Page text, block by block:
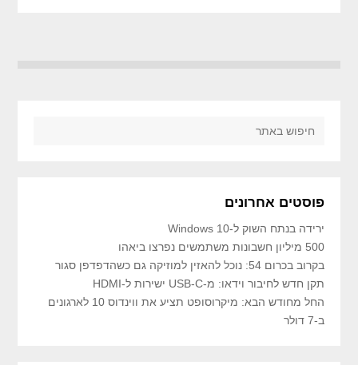
פוסטים אחרונים
ירידה בנתח השוק ל-Windows 10
500 מיליון חשבונות משתמשים נפרצו ביאהו
בקרוב בכרום 54: נוכל להאזין למוזיקה גם כשהדפדפן סגור
תקן חדש לחיבור וידאו: מ-USB-C ישירות ל-HDMI
החל מחודש הבא: מיקרוסופט תציע את ווינדוס 10 לארגונים
ב-7 דולר